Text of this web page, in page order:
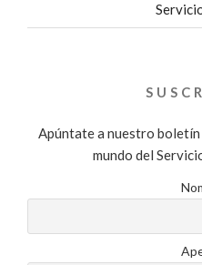
Apúntate a nuestro
mundo del